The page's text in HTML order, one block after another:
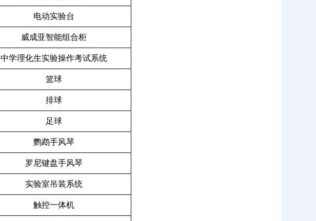
电动实验台
威成亚智能组合柜
中学理化生实验操作考试系统
篮球
排球
足球
鹦鹉手风琴
罗尼键盘手风琴
实验室吊装系统
触控一体机